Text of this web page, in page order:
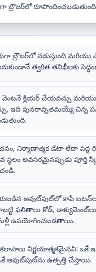
బ్రౌజర్‌లో
బ్రౌజర్‌లో నడుస్తుంది మరియు
త్వరిత తనిఖీలకు
వెంటనే క్లియర్ చేయవచ్చు
ఇది పునరావృతమయ్యే చిన్న
నిర్మాణాత్మక డేటా లేదా పెద్ద
స్థలం అవసరమైనప్పుడు పూర్తి
అవుట్‌పుట్‌లో కాపీ
ఫలితాలు కోడ్,
ఉపయోగించబడతాయి.
నిర్ణయాత్మకమైనవి: ఒకే
అవుట్‌పుట్‌ను ఉత్పత్తి చేస్తాయి.